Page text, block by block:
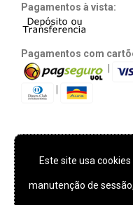
Pagamentos à vista:
Pagamentos com
TECNOLOGIA E
Este site usa
manutenção de